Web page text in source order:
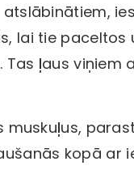
lai tie paceltos
ļaus
kopā ar